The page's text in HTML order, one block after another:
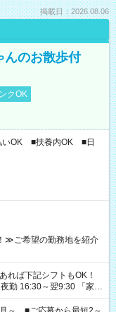
掲載日：2026.08.06
んのお散歩付
クOK
いOK ■扶養内OK ■日
≫ご希望の勤務地を紹介
～翌9:30 「家族
夕飯の準備がしたい」
ご希望を教えてください